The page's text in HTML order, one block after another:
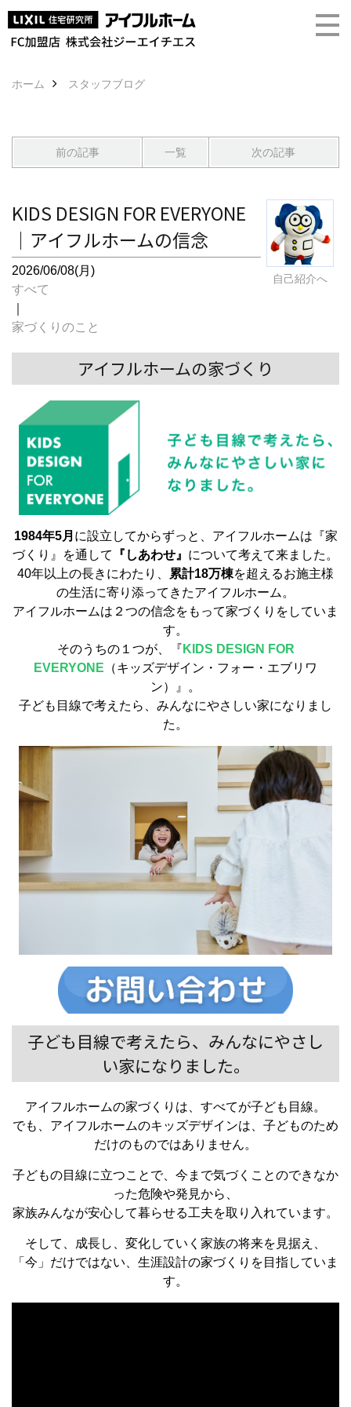
ホーム スタッフブログ
前の記事 一覧 次の記事
自己紹介へ
KIDS DESIGN FOR EVERYONE
｜アイフルホームの信念
2026/06/08(月)
すべて
家づくりのこと
アイフルホームの家づくり
1984年5月 に設立してからずっと、アイフルホームは『家
づくり』を通して
『しあわせ』 について考えて来ました。
40年以上の長きにわたり、
累計18万棟を超えるお施主様
の生活に寄り添ってきたアイフルホーム。
アイフルホームは２つの信念をもって家づくりをしていま
す。
そのうちの１つが、『 KIDS DESIGN FOR
EVERYONE （キッズデザイン・フォー・エブリワ
ン）』。
子ども目線で考えたら、みんなにやさしい家になりまし
た。
子ども目線で考えたら、みんなにやさし
い家になりました。
アイフルホームの家づくりは、すべてが子ども目線。
でも、アイフルホームのキッズデザインは、子どものため
だけのものではありません。
子どもの目線に立つことで、今まで気づくことのできなか
った危険や発見から、
家族みんなが安心して暮らせる工夫を取り入れています。
そして、成長し、変化していく家族の将来を見据え、
「今」だけではない、生涯設計の家づくりを目指していま
す。